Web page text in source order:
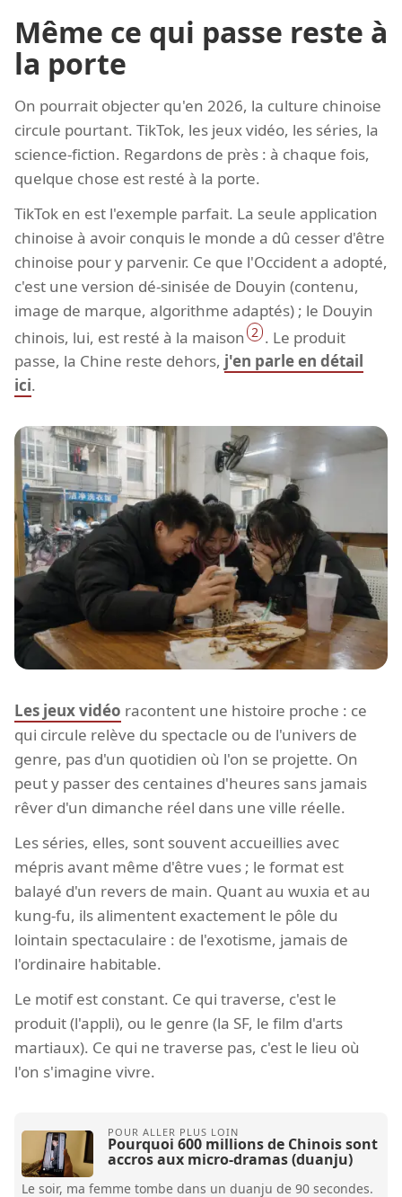
Même ce qui passe reste à
la porte
On pourrait objecter qu'en 2026, la culture chinoise
circule pourtant. TikTok, les jeux vidéo, les séries, la
science-fiction. Regardons de près : à chaque fois,
quelque chose est resté à la porte.
TikTok en est l'exemple parfait. La seule application
chinoise à avoir conquis le monde a dû cesser d'être
chinoise pour y parvenir. Ce que l'Occident a adopté,
c'est une version dé-sinisée de Douyin (contenu,
image de marque, algorithme adaptés) ; le Douyin
chinois, lui, est resté à la maison 2 . Le produit
passe, la Chine reste dehors, j'en parle en détail
ici.
Les jeux vidéo racontent une histoire proche : ce
qui circule relève du spectacle ou de l'univers de
genre, pas d'un quotidien où l'on se projette. On
peut y passer des centaines d'heures sans jamais
rêver d'un dimanche réel dans une ville réelle.
Les séries, elles, sont souvent accueillies avec
mépris avant même d'être vues ; le format est
balayé d'un revers de main. Quant au wuxia et au
kung-fu, ils alimentent exactement le pôle du
lointain spectaculaire : de l'exotisme, jamais de
l'ordinaire habitable.
Le motif est constant. Ce qui traverse, c'est le
produit (l'appli), ou le genre (la SF, le film d'arts
martiaux). Ce qui ne traverse pas, c'est le lieu où
l'on s'imagine vivre.
Pourquoi 600 millions de Chinois sont
accros aux micro-dramas (duanju)
Le soir, ma femme tombe dans un duanju de 90 secondes.